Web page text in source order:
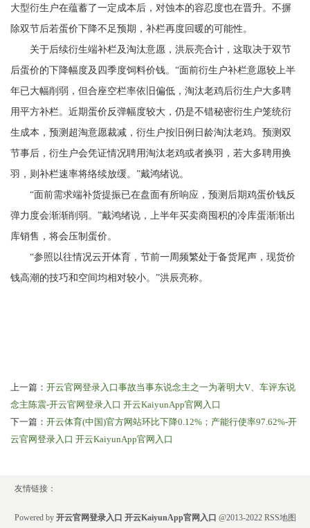
大型衍生户在蕴蓄了一定成本后，对蚀本的容忍度也在晋升。不摒
除双节后若蛋价下降不足预期，补栏再度回暖的可能性。
关于后续衍生端补栏及淘汰意愿，洪辰亮合计，这取决于双节
后蛋价的下降幅度及四季度饲料价钱。“面前衍生户补栏意愿较上半
年已大幅削弱，但合座空栏率依旧偏低，淘汰老鸡后衍生户大多聘
用平方补栏。近期蛋价反弹幅度较大，仍是不错秘密衍生户笼统衍
生成本，预测超淘意愿裁减，衍生户按旧例日龄淘汰老鸡。预测双
节事后，衍生户会凭证情况聘用淘汰老鸡或者换羽，若大多聘用换
羽，则补栏速率将络续放缓。”戴鸿绪说。
“面前需求端补货提振已在盘面有所响应，预测后期鸡蛋价钱反
弹力度会渐渐削弱。”戴鸿绪说，上半年买卖商囤积的冷库蛋渐渐出
库销售，将会压制蛋价。
“参照以往情况云开体育，节前一周频繁处于备货尾声，现货价
钱高潮的技巧和空间均相对较小。”洪辰亮称。
上一篇： 开云官网登录入口事故当事东说念主之一为著明大V、车评东说
念主陈震-开云官网登录入口 开云KaiyunApp官网入口
下一篇： 开云体育(中国)官方网站环比下降0.12%；产能行使率97.62%-开
云官网登录入口 开云KaiyunApp官网入口
友情链接：
Powered by 开云官网登录入口 开云KaiyunApp官网入口 @2013-2022 RSS地图